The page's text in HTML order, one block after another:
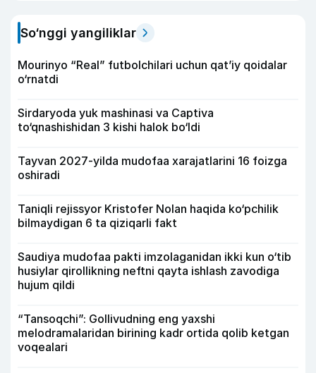
So‘nggi yangiliklar
Mourinyo “Real” futbolchilari uchun qat’iy qoidalar
o‘rnatdi
Sirdaryoda yuk mashinasi va Captiva
to‘qnashishidan 3 kishi halok bo‘ldi
Tayvan 2027-yilda mudofaa xarajatlarini 16 foizga
oshiradi
Taniqli rejissyor Kristofer Nolan haqida ko‘pchilik
bilmaydigan 6 ta qiziqarli fakt
Saudiya mudofaa pakti imzolaganidan ikki kun o‘tib
husiylar qirollikning neftni qayta ishlash zavodiga
hujum qildi
“Tansoqchi”: Gollivudning eng yaxshi
melodramalaridan birining kadr ortida qolib ketgan
voqealari